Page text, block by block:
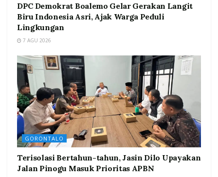
DPC Demokrat Boalemo Gelar Gerakan Langit
Biru Indonesia Asri, Ajak Warga Peduli
Lingkungan
7 AGU 2026
GORONTALO
Terisolasi Bertahun-tahun, Jasin Dilo Upayakan
Jalan Pinogu Masuk Prioritas APBN